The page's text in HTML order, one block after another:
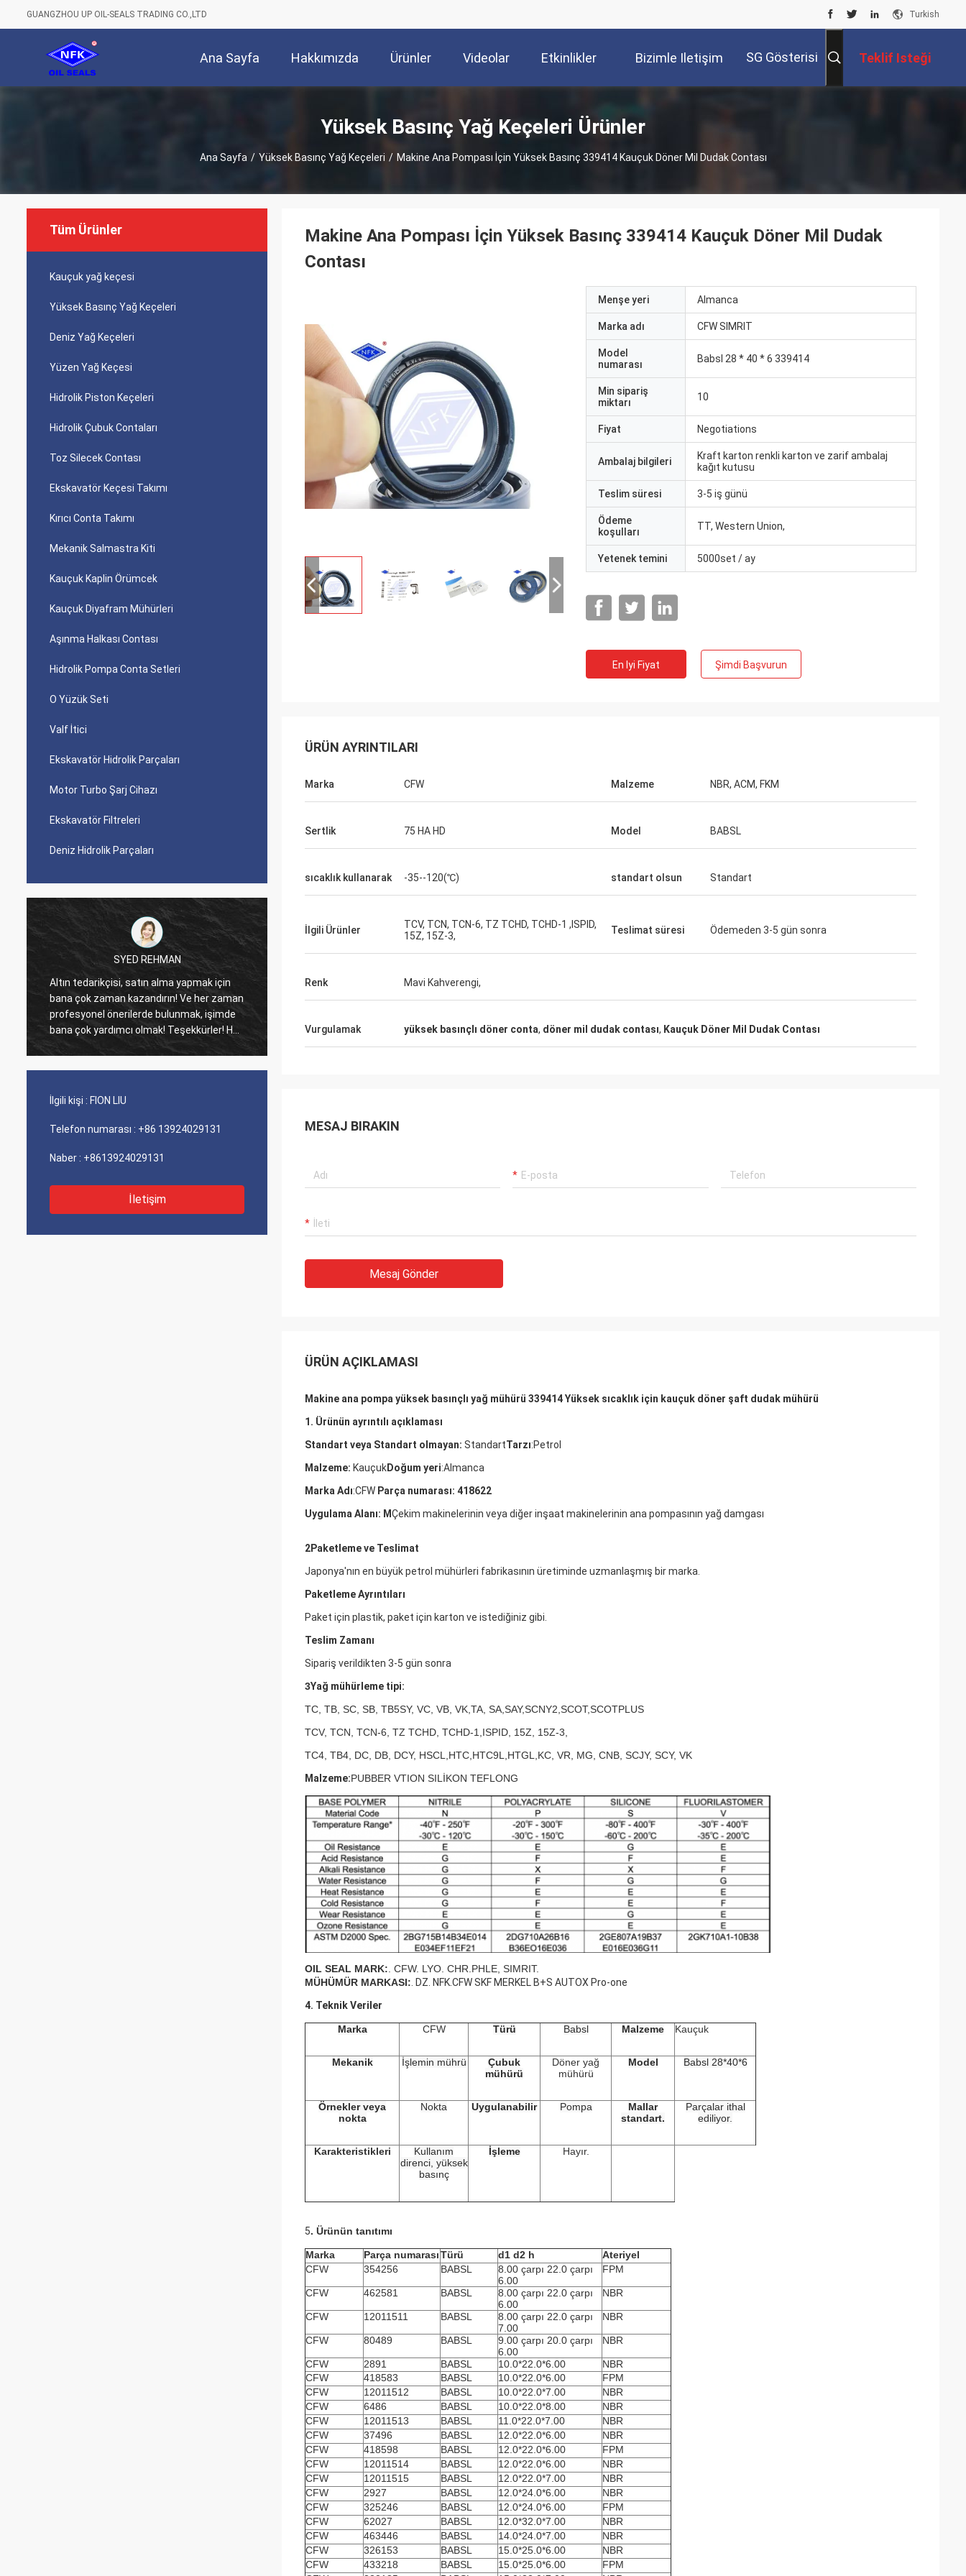
GUANGZHOU UP OIL-SEALS TRADING CO.,LTD Turkish
Ana Sayfa Hakkımızda Ürünler Videolar Etkinlikler Bizimle Iletişim SG Gösterisi Teklif Isteği
Yüksek Basınç Yağ Keçeleri Ürünler
Ana Sayfa / Yüksek Basınç Yağ Keçeleri / Makine Ana Pompası İçin Yüksek Basınç 339414 Kauçuk Döner Mil Dudak Contası
Tüm Ürünler
Kauçuk yağ keçesi
Yüksek Basınç Yağ Keçeleri
Deniz Yağ Keçeleri
Yüzen Yağ Keçesi
Hidrolik Piston Keçeleri
Hidrolik Çubuk Contaları
Toz Silecek Contası
Ekskavatör Keçesi Takımı
Kırıcı Conta Takımı
Mekanik Salmastra Kiti
Kauçuk Kaplin Örümcek
Kauçuk Diyafram Mühürleri
Aşınma Halkası Contası
Hidrolik Pompa Conta Setleri
O Yüzük Seti
Valf İtici
Ekskavatör Hidrolik Parçaları
Motor Turbo Şarj Cihazı
Ekskavatör Filtreleri
Deniz Hidrolik Parçaları
SYED REHMAN
Altın tedarikçisi, satın alma yapmak için
bana çok zaman kazandırın! Ve her zaman
profesyonel önerilerde bulunmak, işimde
bana çok yardımcı olmak! Teşekkürler! Her
şey en iyi sırada, kaliteli mallar, hızlı
kaliteli görünüyor ve satın almak için
compnay ile iletişime geçecek Daha fazla
Eski müşteriler, işler hala her zamanki gibi,
Ajans ürünleri% 100 orijinal, olağanüstü
iyi hizmet Ben 5 yıldız hak ediyor!
İlgili kişi : FION LIU
Telefon numarası : +86 13924029131
Naber : +8613924029131
İletişim
Makine Ana Pompası İçin Yüksek Basınç 339414 Kauçuk Döner Mil Dudak
Contası
Menşe yeri Almanca
Marka adı CFW SIMRIT
Model
numarası
Babsl 28 * 40 * 6 339414
Min sipariş
miktarı
10
Fiyat Negotiations
Ambalaj bilgileri
Kraft karton renkli karton ve zarif ambalaj
kağıt kutusu
Teslim süresi 3-5 iş günü
Ödeme
koşulları
TT, Western Union,
Yetenek temini 5000set / ay
En Iyi Fiyat Şimdi Başvurun
ÜRÜN AYRINTILARI
Marka CFW Malzeme NBR, ACM, FKM
Sertlik 75 HA HD Model BABSL
sıcaklık kullanarak -35--120(℃) standart olsun Standart
İlgili Ürünler
TCV, TCN, TCN-6, TZ TCHD, TCHD-1 ,ISPID,
15Z, 15Z-3,
Teslimat süresi Ödemeden 3-5 gün sonra
Renk Mavi Kahverengi,
Vurgulamak yüksek basınçlı döner conta, döner mil dudak contası, Kauçuk Döner Mil Dudak Contası
MESAJ BIRAKIN
Mesaj Gönder
ÜRÜN AÇIKLAMASI
Makine ana pompa yüksek basınçlı yağ mühürü 339414 Yüksek sıcaklık için kauçuk döner şaft dudak mühürü
1. Ürünün ayrıntılı açıklaması
Standart veya Standart olmayan: StandartTarzı:Petrol
Malzeme: KauçukDoğum yeri:Almanca
Marka Adı:CFW Parça numarası: 418622
Uygulama Alanı: MÇekim makinelerinin veya diğer inşaat makinelerinin ana pompasının yağ damgası
2Paketleme ve Teslimat
Japonya'nın en büyük petrol mühürleri fabrikasının üretiminde uzmanlaşmış bir marka.
Paketleme Ayrıntıları
Paket için plastik, paket için karton ve istediğiniz gibi.
Teslim Zamanı
Sipariş verildikten 3-5 gün sonra
3Yağ mühürleme tipi:
TC, TB, SC, SB, TB5SY, VC, VB, VK,TA, SA,SAY,SCNY2,SCOT,SCOTPLUS
TCV, TCN, TCN-6, TZ TCHD, TCHD-1,ISPID, 15Z, 15Z-3,
TC4, TB4, DC, DB, DCY, HSCL,HTC,HTC9L,HTGL,KC, VR, MG, CNB, SCJY, SCY, VK
Malzeme:PUBBER VTION SILİKON TEFLONG
OIL SEAL MARK: . CFW. LYO. CHR. PHLE, SIMRIT.
MÜHÜMÜR MARKASI: . DZ. NFK.CFW SKF MERKEL B+S AUTOX Pro-one
4. Teknik Veriler
Marka CFW Türü Babsl Malzeme Kauçuk
Mekanik İşlemin mührü
Çubuk
mühürü
Döner yağ
mühürü
Model Babsl 28*40*6
Örnekler veya
nokta
Nokta Uygulanabilir Pompa
Mallar
standart.
Parçalar ithal
ediliyor.
Karakteristikleri
Kullanım
direnci, yüksek
basınç
İşleme Hayır.
5. Ürünün tanıtımı
Marka Parça numarasıTürü d1 d2 h
Ateriyel
CFW
354256 BABSL
8.00 çarpı 22.0 çarpı
6.00
FPM
CFW 462581 BABSL
8.00 çarpı 22.0 çarpı
6.00
NBR
CFW 12011511 BABSL
8.00 çarpı 22.0 çarpı
7.00
NBR
CFW 80489 BABSL
9.00 çarpı 20.0 çarpı
6.00
NBR
CFW 2891 BABSL 10.0*22.0*6.00
NBR
CFW
418583 BABSL 10.0*22.0*6.00
FPM
CFW
12011512 BABSL 10.0*22.0*7.00
NBR
CFW
6486 BABSL 10.0*22.0*8.00
NBR
CFW
12011513 BABSL 11.0*22.0*7.00
NBR
CFW
37496 BABSL 12.0*22.0*6.00
NBR
CFW
418598 BABSL 12.0*22.0*6.00
FPM
CFW
12011514 BABSL 12.0*22.0*6.00
NBR
CFW
12011515 BABSL 12.0*22.0*7.00
NBR
CFW
2927 BABSL 12.0*24.0*6.00
NBR
CFW
325246 BABSL 12.0*24.0*6.00
FPM
CFW
62027 BABSL 12.0*32.0*7.00
NBR
CFW
463446 BABSL 14.0*24.0*7.00
NBR
CFW
326153 BABSL 15.0*25.0*6.00
NBR
CFW
433218 BABSL 15.0*25.0*6.00
FPM